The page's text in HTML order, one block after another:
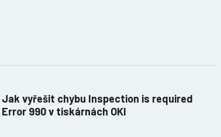
Jak vyřešit chybu Inspection is required
Error 990 v tiskárnách OKI